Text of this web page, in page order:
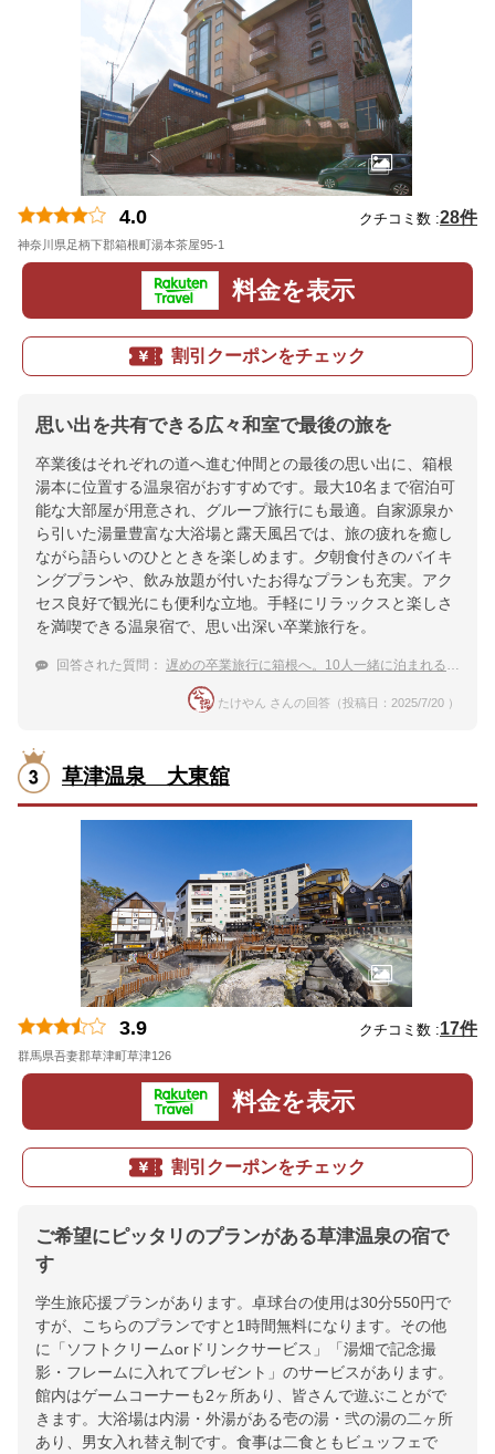
4.0 クチコミ数 :28件
神奈川県足柄下郡箱根町湯本茶屋95-1
料金を表示
割引クーポンをチェック
思い出を共有できる広々和室で最後の旅を
卒業後はそれぞれの道へ進む仲間との最後の思い出に、箱根
湯本に位置する温泉宿がおすすめです。最大10名まで宿泊可
能な大部屋が用意され、グループ旅行にも最適。自家源泉か
ら引いた湯量豊富な大浴場と露天風呂では、旅の疲れを癒し
ながら語らいのひとときを楽しめます。夕朝食付きのバイキ
ングプランや、飲み放題が付いたお得なプランも充実。アク
セス良好で観光にも便利な立地。手軽にリラックスと楽しさ
を満喫できる温泉宿で、思い出深い卒業旅行を。
回答された質問： 遅めの卒業旅行に箱根へ。10人一緒に泊まれる、大部屋を希望。おすすめを紹介してください！
たけやん さんの回答（投稿日：2025/7/20 ）
草津温泉 大東舘
3.9 クチコミ数 :17件
群馬県吾妻郡草津町草津126
料金を表示
割引クーポンをチェック
ご希望にピッタリのプランがある草津温泉の宿で
す
学生旅応援プランがあります。卓球台の使用は30分550円で
すが、こちらのプランですと1時間無料になります。その他
に「ソフトクリームorドリンクサービス」「湯畑で記念撮
影・フレームに入れてプレゼント」のサービスがあります。
館内はゲームコーナーも2ヶ所あり、皆さんで遊ぶことがで
きます。大浴場は内湯・外湯がある壱の湯・弐の湯の二ヶ所
あり、男女入れ替え制です。食事は二食ともビュッフェで